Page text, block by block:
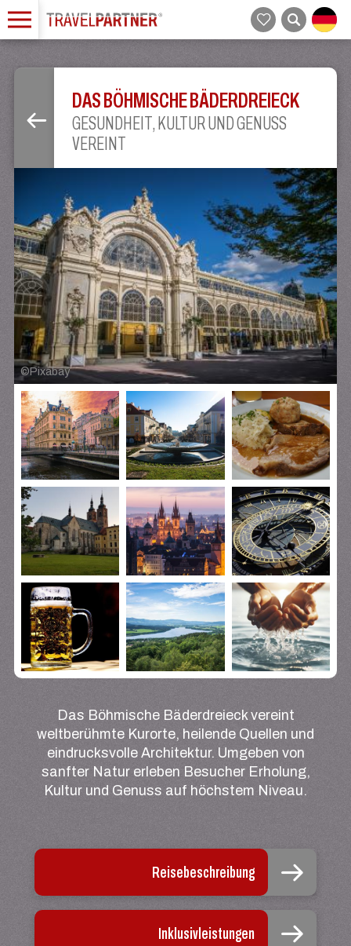
DAS BÖHMISCHE BÄDERDREIECK
GESUNDHEIT, KULTUR UND GENUSS
VEREINT
©Pixabay
Das Böhmische Bäderdreieck vereint
weltberühmte Kurorte, heilende Quellen und
eindrucksvolle Architektur. Umgeben von
sanfter Natur erleben Besucher Erholung,
Kultur und Genuss auf höchstem Niveau.
Reisebeschreibung
Inklusivleistungen